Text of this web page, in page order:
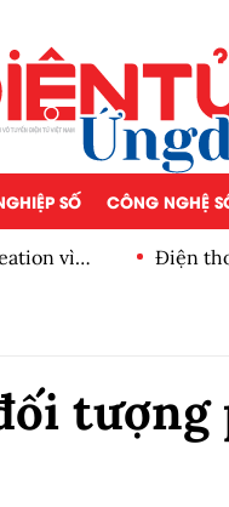
SỐ CÔNG NGHỆ
vì
Điện
tượng